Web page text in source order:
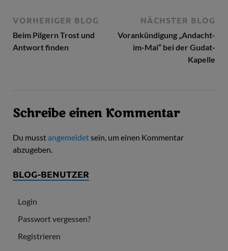
VORHERIGER BLOG
Beim Pilgern Trost und
Antwort finden
NÄCHSTER BLOG
Vorankündigung „Andacht-
im-Mai“ bei der Gudat-
Kapelle
Schreibe einen Kommentar
Du musstangemeldetsein, um einen Kommentar
abzugeben.
BLOG-BENUTZER
Login
Passwort vergessen?
Registrieren